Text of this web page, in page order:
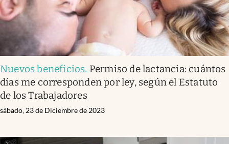
Nuevos beneficios. Permiso de lactancia: cuántos
días me corresponden por ley, según el Estatuto
de los Trabajadores
sábado, 23 de Diciembre de 2023